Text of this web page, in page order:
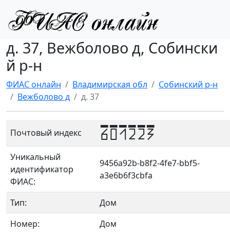
д. 37, Вежболово д, Собински
й р-н
ФИАС онлайн Владимирская обл
Собинский р-н
Вежболово д
д. 37
Почтовый индекс 601223
Уникальный
идентификатор
ФИАС:
9456a92b-b8f2-4fe7-bbf5-
a3e6b6f3cbfa
Тип:
Дом
Номер:
Дом